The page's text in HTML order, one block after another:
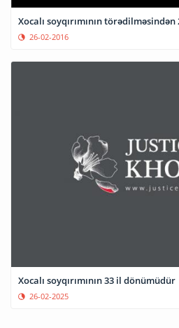
Xocalı soyqırımının
26-02-2016
Xocalı soyqırımının 33 il dönümüdür
26-02-2025